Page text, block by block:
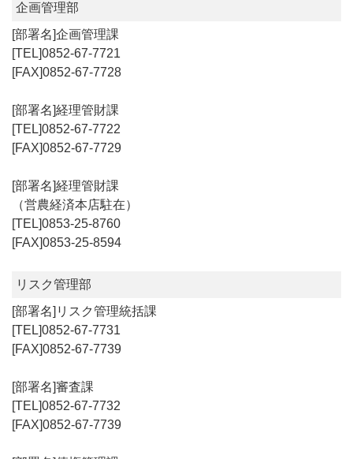
企画管理部
企画管理課
0852-67-7721
0852-67-7728
経理管財課
0852-67-7722
0852-67-7729
経理管財課
（営農経済本店駐在）
0853-25-8760
0853-25-8594
リスク管理部
リスク管理統括課
0852-67-7731
0852-67-7739
審査課
0852-67-7732
0852-67-7739